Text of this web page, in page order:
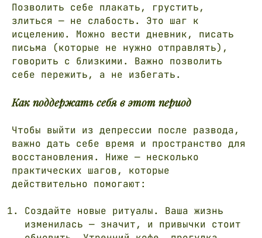
Позволить себе плакать, грустить,
злиться — не слабость. Это шаг к
исцелению. Можно вести дневник, писать
письма (которые не нужно отправлять),
говорить с близкими. Важно позволить
себе пережить, а не избегать.
Как поддержать себя в этот период
Чтобы выйти из депрессии после развода,
важно дать себе время и пространство для
восстановления. Ниже — несколько
практических шагов, которые
действительно помогают:
Создайте новые ритуалы. Ваша жизнь
изменилась — значит, и привычки стоит